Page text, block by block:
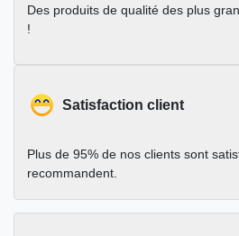
Des produits de qualité des plus
!
Satisfaction client
Plus de 95% de nos clients sont
recommandent.